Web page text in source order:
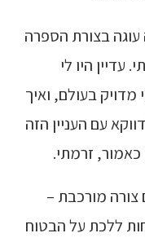
עוגה בצורת הספרה
היו לי
בעולם, ואיך
בצורת 5? אבל דווקא עם העניין הזה
זרמתי.
צורה מורכבת –
ללכת על הבטוח